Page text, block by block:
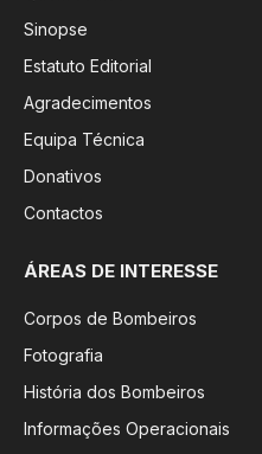
Sinopse
Estatuto Editorial
Agradecimentos
Equipa Técnica
Donativos
Contactos
ÁREAS DE INTERESSE
Corpos de Bombeiros
Fotografia
História dos Bombeiros
Informações Operacionais